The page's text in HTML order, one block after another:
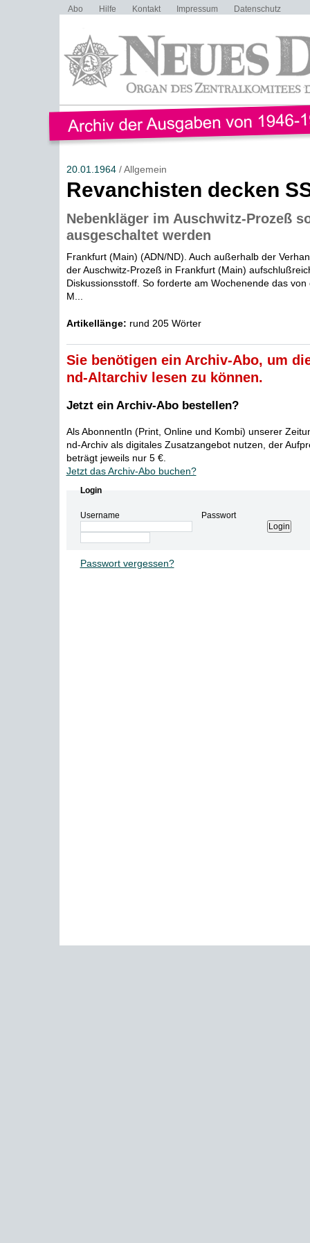
Abo Hilfe Kontakt Impressum Datenschutz
20.01.1964/ Allgemein
Revanchisten decken
Nebenkläger im Auschwitz-Prozeß
ausgeschaltet werden
Frankfurt (Main) (ADN/ND). Auch außerhalb der
der Auschwitz-Prozeß in Frankfurt (Main)
Diskussionsstoff. So forderte am Wochenende das
M...
Artikellänge: rund 205 Wörter
Sie benötigen ein Archiv-Abo, um
nd-Altarchiv lesen zu können.
Jetzt ein Archiv-Abo bestellen?
Als AbonnentIn (Print, Online und Kombi) unserer
nd-Archiv als digitales Zusatzangebot nutzen, der
beträgt jeweils nur 5 €.
Jetzt das Archiv-Abo buchen?
Login
Username Passwort
Passwort vergessen?